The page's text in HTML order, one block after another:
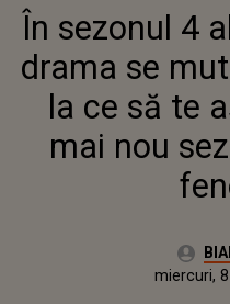
DRAMA SE
SĂ TE
AL
În sezonul 4
drama se
la ce să te
mai nou
Autor:
Publicat:
miercuri,